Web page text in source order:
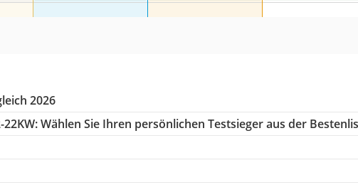
2026
Wählen Sie Ihren persönlichen Testsieger aus der